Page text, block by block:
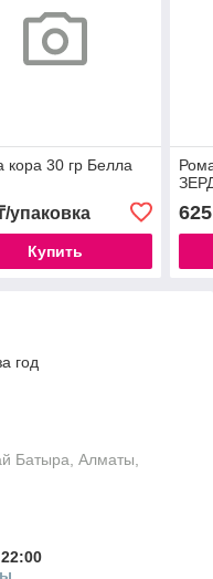
кора 30 гр Белла
упаковка
Купить
625
год
Батыра, Алматы,